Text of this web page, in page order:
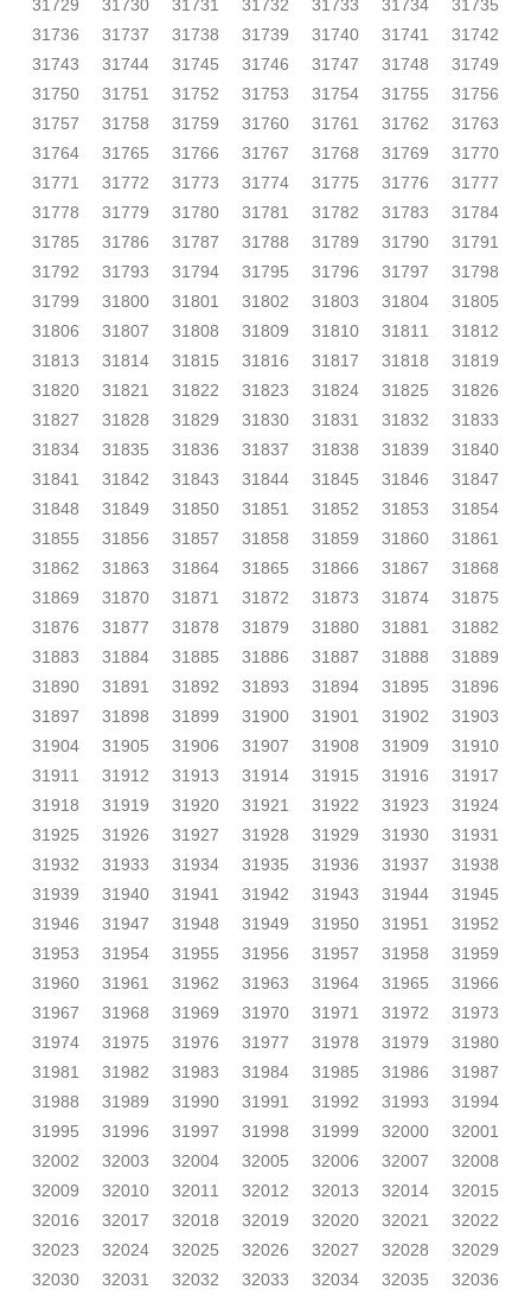
31729 31730 31731 31732 31733 31734
31735
31736
31737 31738 31739 31740 31741
31742
31743
31744 31745 31746 31747 31748
31749
31750
31751 31752 31753 31754 31755
31756
31757
31758 31759 31760 31761 31762
31763
31764
31765 31766 31767 31768 31769
31770
31771
31772 31773 31774 31775 31776
31777
31778
31779 31780 31781 31782 31783
31784
31785
31786 31787 31788 31789 31790
31791
31792
31793 31794 31795 31796 31797
31798
31799
31800 31801 31802 31803 31804
31805
31806
31807 31808 31809 31810 31811
31812
31813
31814 31815 31816 31817 31818
31819
31820
31821 31822 31823 31824 31825
31826
31827
31828 31829 31830 31831 31832
31833
31834
31835 31836 31837 31838 31839
31840
31841
31842 31843 31844 31845 31846
31847
31848
31849 31850 31851 31852 31853
31854
31855
31856 31857 31858 31859 31860
31861
31862
31863 31864 31865 31866 31867
31868
31869
31870 31871 31872 31873 31874
31875
31876
31877 31878 31879 31880 31881
31882
31883
31884 31885 31886 31887 31888
31889
31890
31891 31892 31893 31894 31895
31896
31897
31898 31899 31900 31901 31902
31903
31904
31905 31906 31907 31908 31909
31910
31911
31912 31913 31914 31915 31916
31917
31918
31919 31920 31921 31922 31923
31924
31925
31926 31927 31928 31929 31930
31931
31932
31933 31934 31935 31936 31937
31938
31939
31940 31941 31942 31943 31944
31945
31946
31947 31948 31949 31950 31951
31952
31953
31954 31955 31956 31957 31958
31959
31960
31961 31962 31963 31964 31965
31966
31967
31968 31969 31970 31971 31972
31973
31974
31975 31976 31977 31978 31979
31980
31981
31982 31983 31984 31985 31986
31987
31988
31989 31990 31991 31992 31993
31994
31995
31996 31997 31998 31999 32000
32001
32002
32003 32004 32005 32006 32007
32008
32009
32010 32011 32012 32013 32014
32015
32016
32017 32018 32019 32020 32021
32022
32023
32024 32025 32026 32027 32028
32029
32030
32031 32032 32033 32034 32035
32036